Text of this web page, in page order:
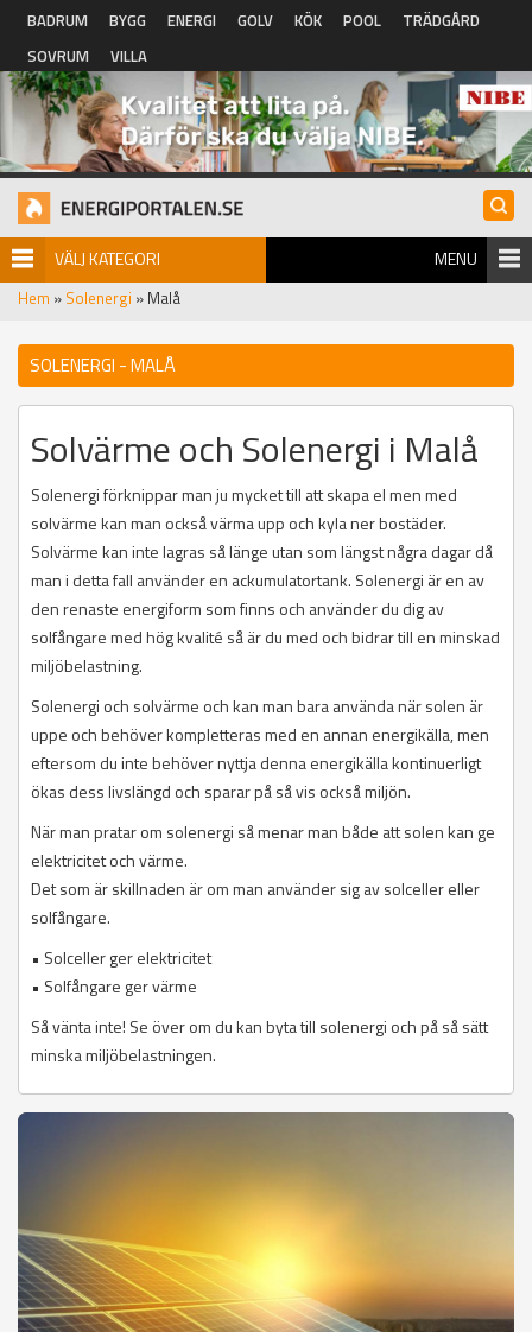
Hoppa till huvudinnehåll
BADRUM BYGG ENERGI GOLV KÖK POOL
TRÄDGÅRD
SOVRUM
VILLA
VÄLJ KATEGORI MENU
Hem » Solenergi » Malå
SOLENERGI - MALÅ
Solvärme och Solenergi i Malå
Solenergi förknippar man ju mycket till att skapa el men med
solvärme kan man också värma upp och kyla ner bostäder.
Solvärme kan inte lagras så länge utan som längst några dagar då
man i detta fall använder en ackumulatortank. Solenergi är en av
den renaste energiform som finns och använder du dig av
solfångare med hög kvalité så är du med och bidrar till en minskad
miljöbelastning.
Solenergi och solvärme och kan man bara använda när solen är
uppe och behöver kompletteras med en annan energikälla, men
eftersom du inte behöver nyttja denna energikälla kontinuerligt
ökas dess livslängd och sparar på så vis också miljön.
När man pratar om solenergi så menar man både att solen kan ge
elektricitet och värme.
Det som är skillnaden är om man använder sig av solceller eller
solfångare.
• Solceller ger elektricitet
• Solfångare ger värme
Så vänta inte! Se över om du kan byta till solenergi och på så sätt
minska miljöbelastningen.